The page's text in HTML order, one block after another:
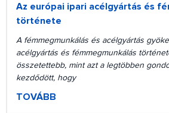
Az európai ipari acélgyártás és
története
A fémmegmunkálás és acélgyártás
acélgyártás és fémmegmunkálás
összetettebb, mint azt a legtöbben
kezdődött, hogy
TOVÁBB